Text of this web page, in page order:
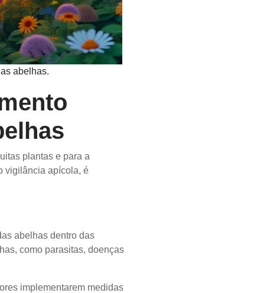
abelhas.
plantas e para a
vigilância apícola, é
abelhas dentro das
como parasitas, doenças
implementarem medidas